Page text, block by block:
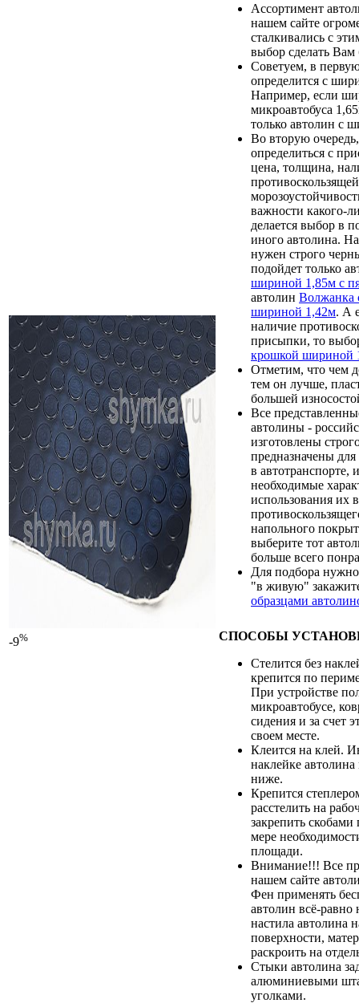
-9%
Ассортимент
нашем сайте
сталкивались с
выбор сделать Вам
Советуем, в
определится с
Например, если
микроавтобуса
только автолин с
Во вторую
определиться с
цена, толщина,
важности какого-
делается выбор в
иного автолина.
нужен строго
подойдет только
шириной 1,85м с
автолин Волжанка
шириной 1,42м. А
наличие
присыпки, то
крошкой шириной
Отметим, что чем
тем он лучше,
большей
Все
автолины -
изготовлены
предназначены
в автотранспорте,
необходимые
использования их
напольного
выберите тот
больше всего
Для подбора
"в живую"
образцами
СПОСОБЫ
Стелится без
крепится по
При устройстве
микроавтобусе,
сидения и за счет
своем месте.
Клеится на клей.
наклейке
ниже.
Крепится
расстелить на
закрепить
мере
площади.
Внимание!!! Все
нашем сайте
Фен применять
автолин всё-равно
настила автолина
поверхности,
раскроить на
Стыки автолина
алюминиевыми
уголками.